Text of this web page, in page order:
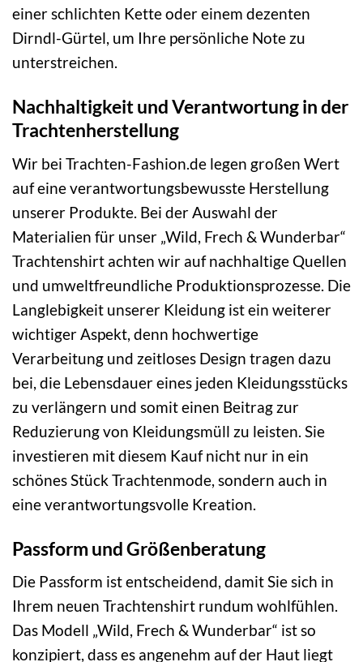
einer schlichten Kette oder einem dezenten
Dirndl-Gürtel, um Ihre persönliche Note zu
unterstreichen.
Nachhaltigkeit und Verantwortung in der
Trachtenherstellung
Wir bei Trachten-Fashion.de legen großen Wert
auf eine verantwortungsbewusste Herstellung
unserer Produkte. Bei der Auswahl der
Materialien für unser „Wild, Frech & Wunderbar“
Trachtenshirt achten wir auf nachhaltige Quellen
und umweltfreundliche Produktionsprozesse. Die
Langlebigkeit unserer Kleidung ist ein weiterer
wichtiger Aspekt, denn hochwertige
Verarbeitung und zeitloses Design tragen dazu
bei, die Lebensdauer eines jeden Kleidungsstücks
zu verlängern und somit einen Beitrag zur
Reduzierung von Kleidungsmüll zu leisten. Sie
investieren mit diesem Kauf nicht nur in ein
schönes Stück Trachtenmode, sondern auch in
eine verantwortungsvolle Kreation.
Passform und Größenberatung
Die Passform ist entscheidend, damit Sie sich in
Ihrem neuen Trachtenshirt rundum wohlfühlen.
Das Modell „Wild, Frech & Wunderbar“ ist so
konzipiert, dass es angenehm auf der Haut liegt